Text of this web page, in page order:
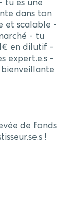
tu es une
dans ton
et scalable -
- tu
en dilutif -
expert.e.s -
de fonds
!